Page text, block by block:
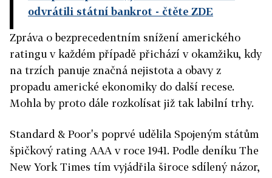
odvrátili státní bankrot - čtěte ZDE
Zpráva o bezprecedentním snížení amerického
ratingu v každém případě přichází v okamžiku, kdy
na trzích panuje značná nejistota a obavy z
propadu americké ekonomiky do další recese.
Mohla by proto dále rozkolísat již tak labilní trhy.
Standard & Poor's poprvé udělila Spojeným státům
špičkový rating AAA v roce 1941. Podle deníku The
New York Times tím vyjádřila široce sdílený názor,